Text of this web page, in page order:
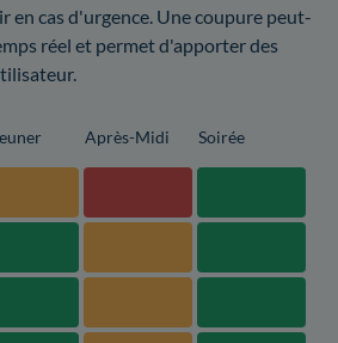
en cas d'urgence. Une coupure peut-
réel et permet d'apporter des
Après-Midi Soirée